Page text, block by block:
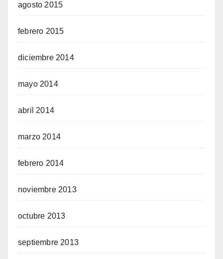
agosto 2015
febrero 2015
diciembre 2014
mayo 2014
abril 2014
marzo 2014
febrero 2014
noviembre 2013
octubre 2013
septiembre 2013